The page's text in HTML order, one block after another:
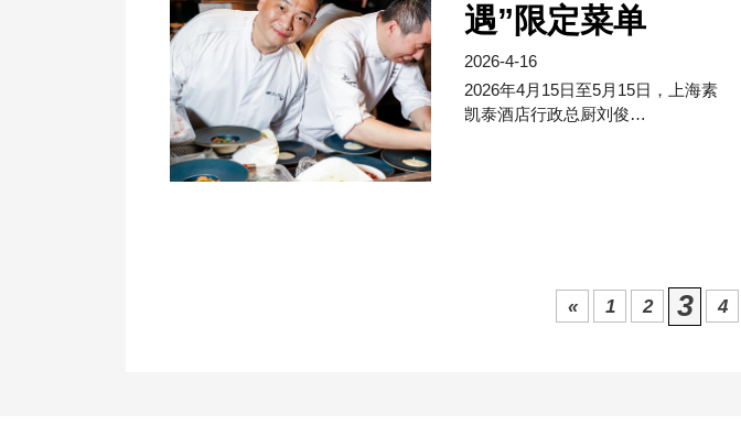
遇”限定菜单
2026-4-16
2026年4月15日至5月15日，上海素
凯泰酒店行政总厨刘俊…
« 1 2 3 4